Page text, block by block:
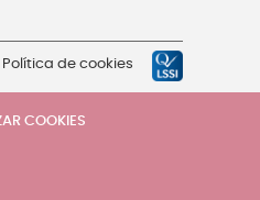
Política de cookies
COOKIES